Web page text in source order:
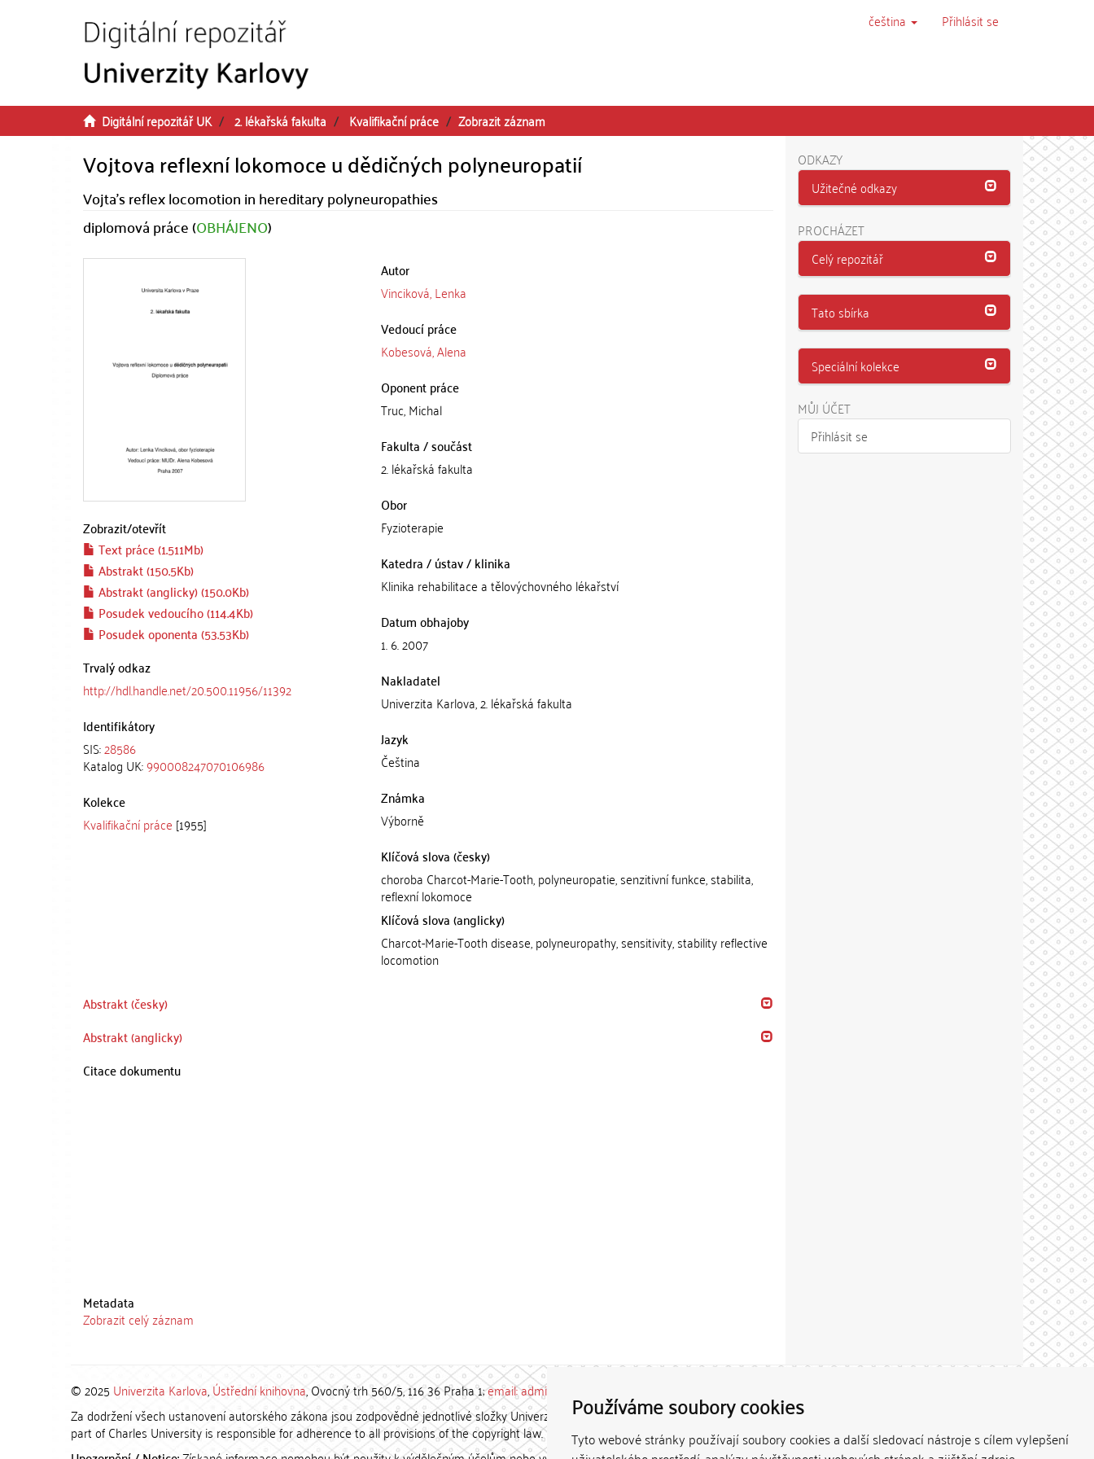
Používáme soubory cookies
Tyto webové stránky používají soubory cookies a další sledovací nástroje s cílem vylepšení
čeština Přihlásit se
Digitální repozitář UK 2. lékařská fakulta Kvalifikační práce Zobrazit záznam
Vojtova reflexní lokomoce u dědičných polyneuropatií
Vojta's reflex locomotion in hereditary polyneuropathies
diplomová práce (OBHÁJENO)
Zobrazit/otevřít
Text práce (1.511Mb)
Abstrakt (150.5Kb)
Abstrakt (anglicky) (150.0Kb)
Posudek vedoucího (114.4Kb)
Posudek oponenta (53.53Kb)
Trvalý odkaz
http://hdl.handle.net/20.500.11956/11392
Identifikátory
SIS:28586
Katalog UK:990008247070106986
Kolekce
Kvalifikační práce [1955]
Autor
Vinciková, Lenka
Vedoucí práce
Kobesová, Alena
Oponent práce
Truc, Michal
Fakulta / součást
2. lékařská fakulta
Obor
Fyzioterapie
Katedra / ústav / klinika
Klinika rehabilitace a tělovýchovného lékařství
Datum obhajoby
1. 6. 2007
Nakladatel
Univerzita Karlova, 2. lékařská fakulta
Jazyk
Čeština
Známka
Výborně
Klíčová slova (česky)
choroba Charcot-Marie-Tooth, polyneuropatie, senzitivní funkce, stabilita,
reflexní lokomoce
Klíčová slova (anglicky)
Charcot-Marie-Tooth disease, polyneuropathy, sensitivity, stability reflective
locomotion
Abstrakt (česky)
Abstrakt (anglicky)
Citace dokumentu
Metadata
Zobrazit celý záznam
ODKAZY
Užitečné odkazy
PROCHÁZET
Celý repozitář
Tato sbírka
Speciální kolekce
MŮJ ÚČET
Přihlásit se
© 2025 Univerzita Karlova,Ústřední knihovna, Ovocný trh 560/5, 116 36 Praha 1;email: admin-repozitar [at] cuni.cz
Za dodržení všech ustanovení autorského zákona jsou zodpovědné jednotlivé složky Univerzity Karlovy. / Each constituent
part of Charles University is responsible for adherence to all provisions of the copyright law.